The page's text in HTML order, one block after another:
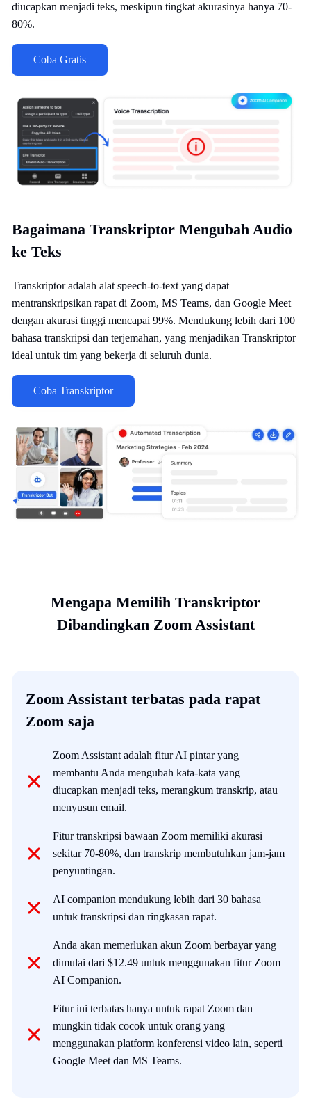
diucapkan menjadi teks, meskipun tingkat akurasinya hanya 70-
80%.
Coba Gratis
Bagaimana Transkriptor Mengubah Audio
ke Teks
Transkriptor adalah alat speech-to-text yang dapat
mentranskripsikan rapat di Zoom, MS Teams, dan Google Meet
dengan akurasi tinggi mencapai 99%. Mendukung lebih dari 100
bahasa transkripsi dan terjemahan, yang menjadikan Transkriptor
ideal untuk tim yang bekerja di seluruh dunia.
Coba Transkriptor
Mengapa Memilih Transkriptor
Dibandingkan Zoom Assistant
Zoom Assistant terbatas pada rapat
Zoom saja
Zoom Assistant adalah fitur AI pintar yang
membantu Anda mengubah kata-kata yang
diucapkan menjadi teks, merangkum transkrip, atau
menyusun email.
Fitur transkripsi bawaan Zoom memiliki akurasi
sekitar 70-80%, dan transkrip membutuhkan jam-jam
penyuntingan.
AI companion mendukung lebih dari 30 bahasa
untuk transkripsi dan ringkasan rapat.
Anda akan memerlukan akun Zoom berbayar yang
dimulai dari $12.49 untuk menggunakan fitur Zoom
AI Companion.
Fitur ini terbatas hanya untuk rapat Zoom dan
mungkin tidak cocok untuk orang yang
menggunakan platform konferensi video lain, seperti
Google Meet dan MS Teams.